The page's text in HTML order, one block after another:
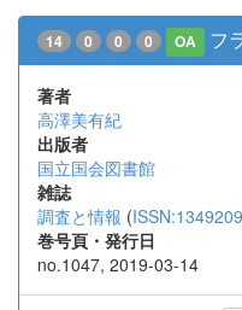
14 0 0 0 OA フ
著者
高澤美有紀
出版者
国立国会図書館
雑誌
調査と情報 (
巻号頁・発行日
no.1047, 2019-03-14